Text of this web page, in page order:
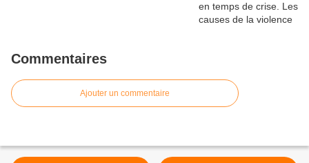
Commentaires
Ajouter un commentaire